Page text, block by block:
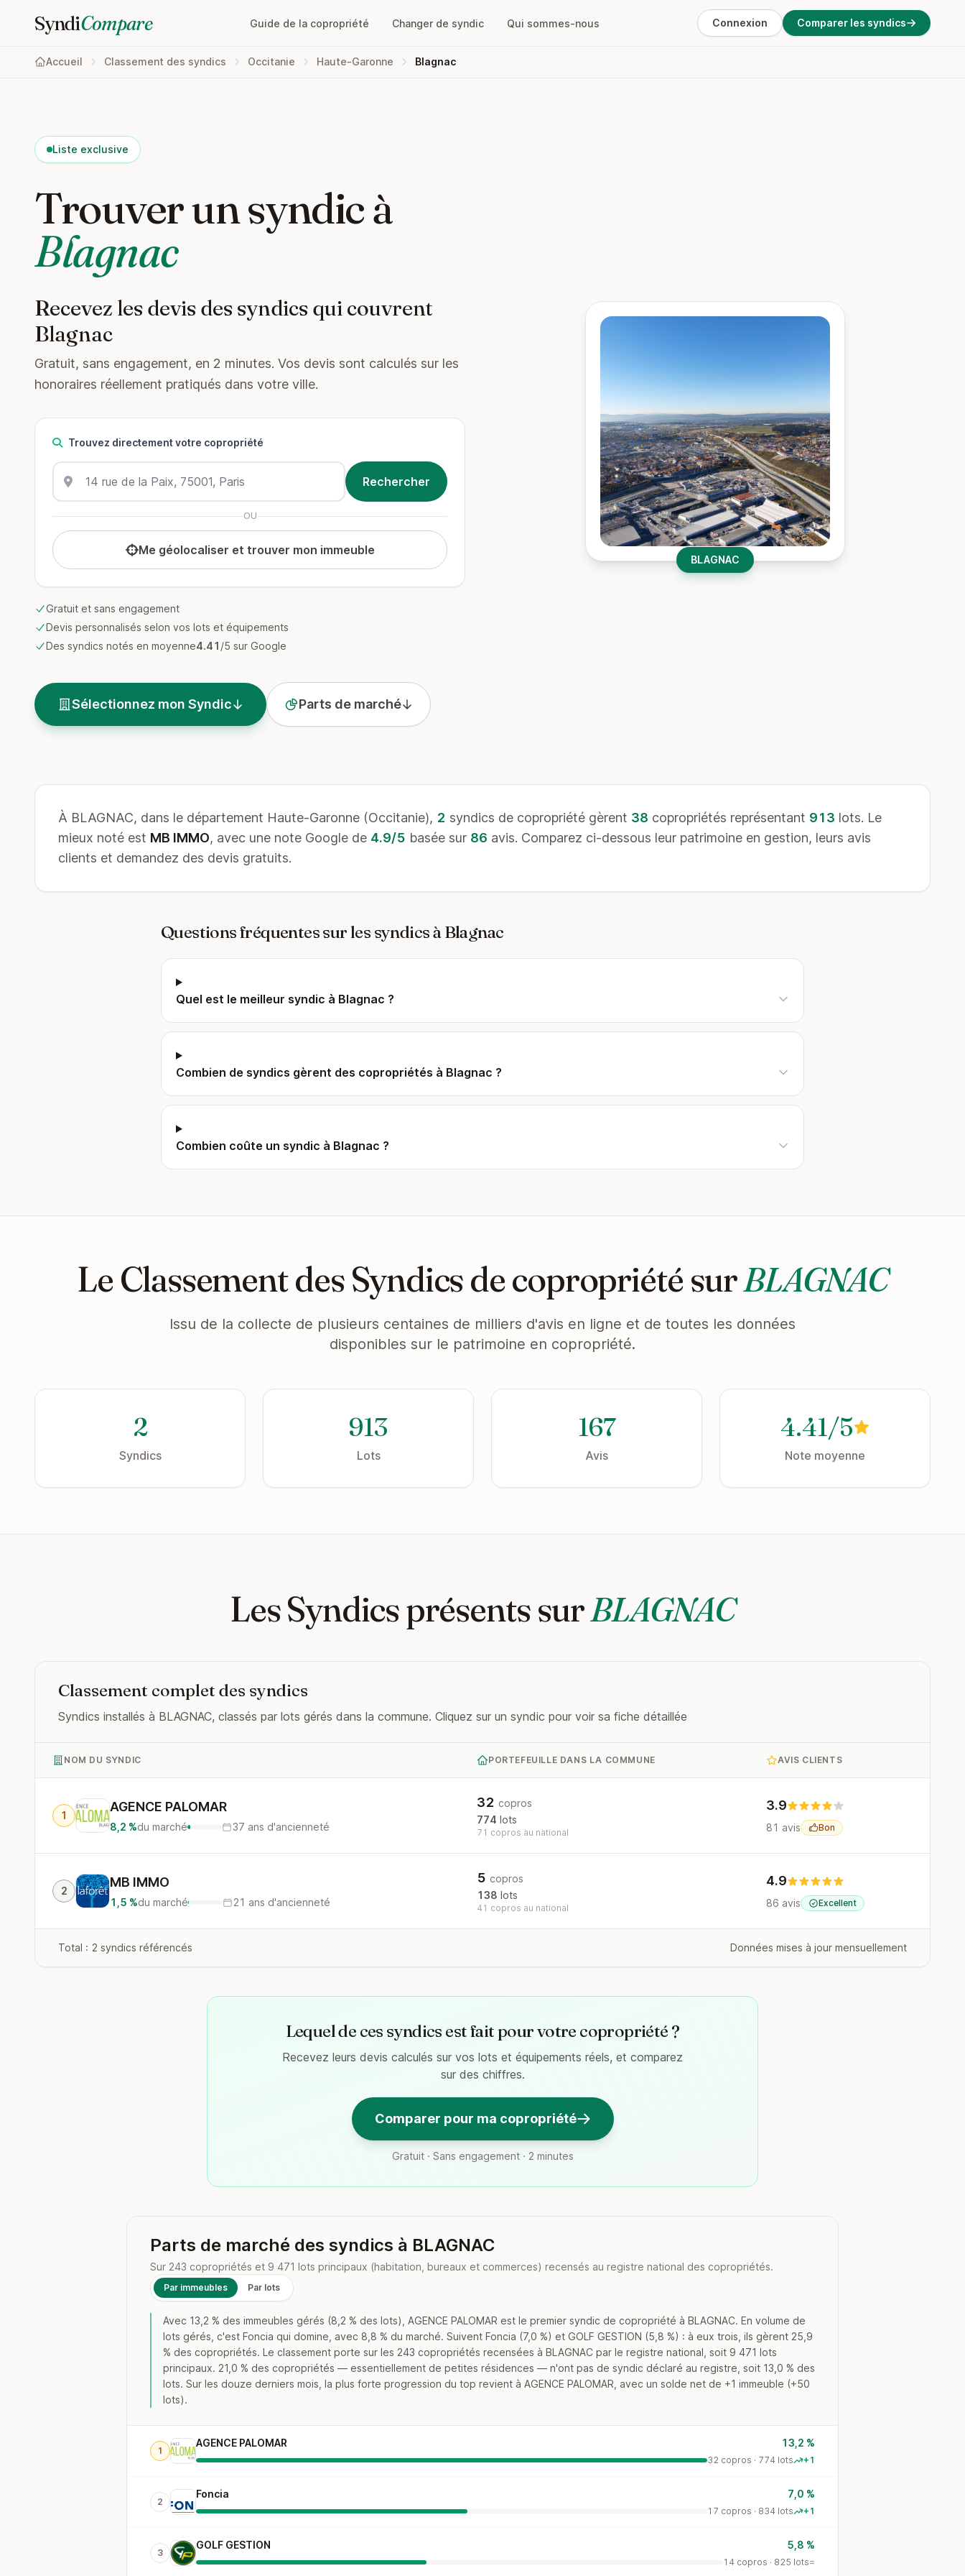
SyndiCompare Guide de la copropriété Changer de syndic Qui sommes-nous Connexion Comparer les syndics
Accueil Classement des syndics Occitanie Haute-Garonne Blagnac
Liste exclusive
Trouver un syndic à
Blagnac
Recevez les devis des syndics qui couvrent
Blagnac
Gratuit, sans engagement, en 2 minutes. Vos devis sont calculés sur les
honoraires réellement pratiqués dans votre ville.
Trouvez directement votre copropriété
OU
Me géolocaliser et trouver mon immeuble
Gratuit et sans engagement
Devis personnalisés selon vos lots et équipements
Des syndics notés en moyenne4.41 /5 sur Google
Sélectionnez mon Syndic Parts de marché
BLAGNAC
À BLAGNAC, dans le département Haute-Garonne (Occitanie), 2 syndics de copropriété gèrent 38 copropriétés représentant 913 lots. Le
mieux noté est MB IMMO, avec une note Google de 4.9/5 basée sur 86 avis. Comparez ci-dessous leur patrimoine en gestion, leurs avis
clients et demandez des devis gratuits.
Questions fréquentes sur les syndics à Blagnac
Quel est le meilleur syndic à Blagnac ?
Combien de syndics gèrent des copropriétés à Blagnac ?
Combien coûte un syndic à Blagnac ?
Le Classement des Syndics de copropriété surBLAGNAC
Issu de la collecte de plusieurs centaines de milliers d'avis en ligne et de toutes les données
disponibles sur le patrimoine en copropriété.
2
Syndics
913
Lots
167
Avis
4.41/5
Note moyenne
Les Syndics présents surBLAGNAC
Classement complet des syndics
Syndics installés à BLAGNAC, classés par lots gérés dans la commune. Cliquez sur un syndic pour voir sa fiche détaillée
NOM DU SYNDIC PORTEFEUILLE DANS LA COMMUNE AVIS CLIENTS
1
AGENCE PALOMAR
8,2 %du marché 37 ans d'ancienneté
32 copros
774 lots
71 copros au national
3.9
81 avis Bon
2
MB IMMO
1,5 %du marché 21 ans d'ancienneté
5 copros
138 lots
41 copros au national
4.9
86 avis Excellent
Total : 2 syndics référencés Données mises à jour mensuellement
Lequel de ces syndics est fait pour votre copropriété ?
Recevez leurs devis calculés sur vos lots et équipements réels, et comparez
sur des chiffres.
Comparer pour ma copropriété
Gratuit · Sans engagement · 2 minutes
Parts de marché des syndics à BLAGNAC
Sur 243 copropriétés et 9 471 lots principaux (habitation, bureaux et commerces) recensés au registre national des copropriétés.
Par immeubles Par lots
Avec 13,2 % des immeubles gérés (8,2 % des lots), AGENCE PALOMAR est le premier syndic de copropriété à BLAGNAC. En volume de
lots gérés, c'est Foncia qui domine, avec 8,8 % du marché. Suivent Foncia (7,0 %) et GOLF GESTION (5,8 %) : à eux trois, ils gèrent 25,9
% des copropriétés. Le classement porte sur les 243 copropriétés recensées à BLAGNAC par le registre national, soit 9 471 lots
principaux. 21,0 % des copropriétés — essentiellement de petites résidences — n'ont pas de syndic déclaré au registre, soit 13,0 % des
lots. Sur les douze derniers mois, la plus forte progression du top revient à AGENCE PALOMAR, avec un solde net de +1 immeuble (+50
lots).
1
AGENCE PALOMAR 13,2 %
32 copros · 774 lots +1
2
Foncia 7,0 %
17 copros · 834 lots +1
3
GOLF GESTION 5,8 %
14 copros · 825 lots=